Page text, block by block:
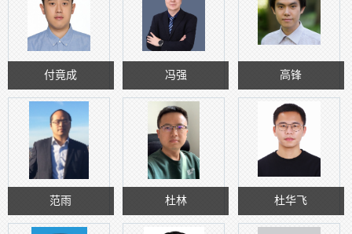
付竟成 冯强 高锋
范雨 杜林 杜华飞